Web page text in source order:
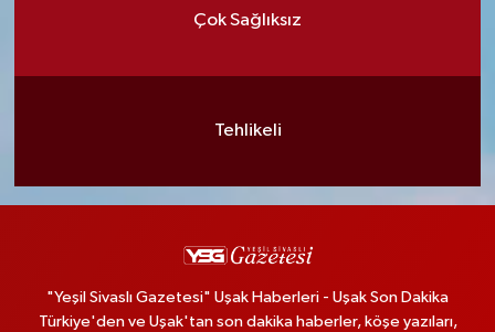
Çok Sağlıksız
Tehlikeli
"Yeşil Sivaslı Gazetesi" Uşak Haberleri - Uşak Son Dakika
Türkiye'den ve Uşak'tan son dakika haberler, köşe yazıları,